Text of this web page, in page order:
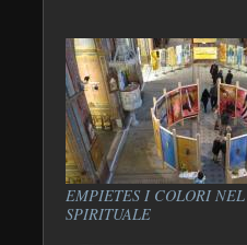
EMPIETES I COLORI NEL
SPIRITUALE